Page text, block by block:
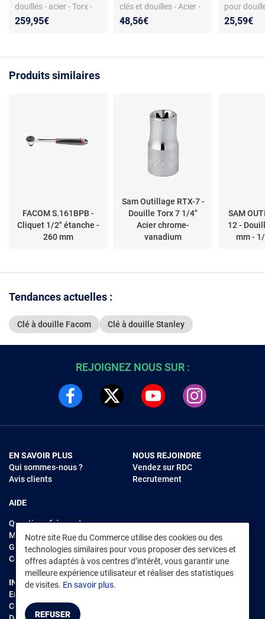
douilles - acier - Torx -
carré 1/2 - 88 pièces -
259,95€
clés et douilles - Acier -
Lot de 4 - Usage pro
48,56€
pour
1/2 - Profil
25,59€
Produits similaires
FACOM S.161BPB -
Cliquet 1/2" étanche -
260 mm
Sam Outillage RTX-7 -
Douille Torx 7 1/4"
Acier chrome-
vanadium
SAM
12 -
mm -
Tendances actuelles :
Clé à douille Facom Clé à douille Stanley
Notre site Rue du Commerce utilise des cookies ou des
technologies similaires pour vous proposer des services et
offres adaptés à vos centres d’intérêt, vous garantir une
meilleure expérience utilisateur et réaliser des statistiques
de visites. En savoir plus.
REFUSER
REJOIGNEZ NOUS SUR :
EN SAVOIR PLUS
Qui sommes-nous ?
Avis clients
AIDE
Questions fréquentes
Modes de règlements
Garantie et retours
Contacter Rue du Commerce
NOUS REJOINDRE
Vendez sur RDC
Recrutement
INFORMATIONS LÉGALES
Environnement
CGV /CGU Marketplace